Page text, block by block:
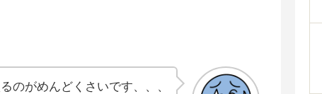
のがめんどくさいです、、、